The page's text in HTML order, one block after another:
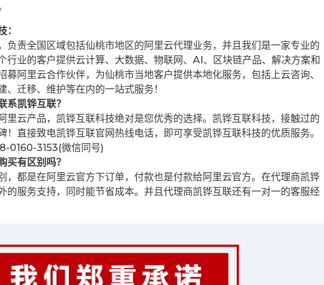
：
负责全国区域包括仙桃市地区的阿里云代理业务，并且我们是一家专业的
行业的客户提供云计算、大数据、物联网、AI、区块链产品、解决方案和
募阿里云合作伙伴，为仙桃市当地客户提供本地化服务，包括上云咨询、
、迁移、维护等在内的一站式服务！
系凯铧互联？
里云产品，凯铧互联科技绝对是您优秀的选择。凯铧互联科技，接触过的
！直接致电凯铧互联官网热线电话，即可享受凯铧互联科技的优质服务。
0160-3153(微信同号)
买有区别吗？
，都是在阿里云官方下订单，付款也是付款给阿里云官方。在代理商凯铧
的服务支持，同时能节省成本。并且代理商凯铧互联还有一对一的客服经